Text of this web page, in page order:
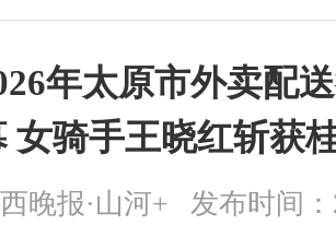
年太原市外卖配
女骑手王晓红斩获
晚报·山河+ 发布时间：